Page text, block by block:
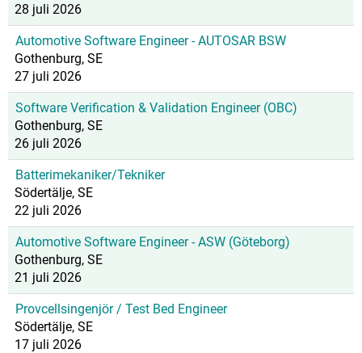
28 juli 2026
Automotive Software Engineer - AUTOSAR BSW
Gothenburg, SE
27 juli 2026
Software Verification & Validation Engineer (OBC)
Gothenburg, SE
26 juli 2026
Batterimekaniker/Tekniker
Södertälje, SE
22 juli 2026
Automotive Software Engineer - ASW (Göteborg)
Gothenburg, SE
21 juli 2026
Provcellsingenjör / Test Bed Engineer
Södertälje, SE
17 juli 2026